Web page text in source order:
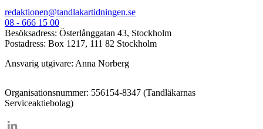
redaktionen@tandlakartidningen.se
08 - 666 15 00
Besöksadress: Österlånggatan 43, Stockholm
Postadress: Box 1217, 111 82 Stockholm
Ansvarig utgivare: Anna Norberg
Organisationsnummer: 556154-8347 (Tandläkarnas
Serviceaktiebolag)